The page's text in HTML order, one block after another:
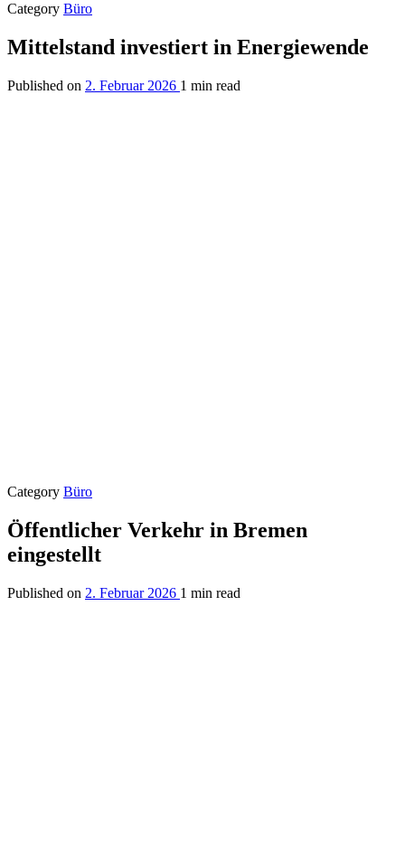
Category Büro
Mittelstand investiert in Energiewende
Published on 2. Februar 2026 1 min read
Category Büro
Öffentlicher Verkehr in Bremen
eingestellt
Published on 2. Februar 2026 1 min read